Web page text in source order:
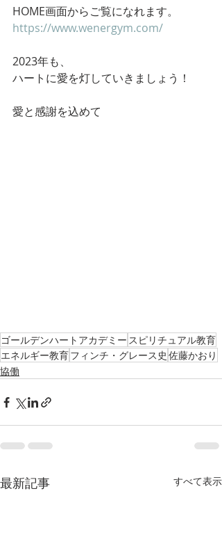
HOME画面からご覧になれます。
https://www.wenergym.com/
2023年も、
ハートに愛を灯していきましょう！
愛と感謝を込めて
ゴールデンハートアカデミー スピリチュアル教育
エネルギー教育フィンチ・グレース史 佐藤かおり
協働
最新記事 すべて表示